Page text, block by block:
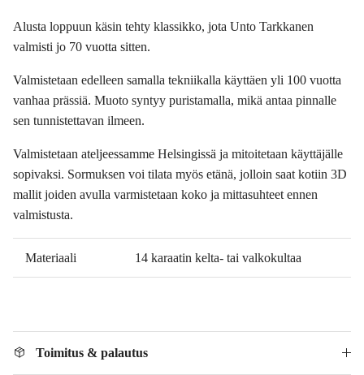
Alusta loppuun käsin tehty klassikko, jota Unto Tarkkanen
valmisti jo 70 vuotta sitten.
Valmistetaan edelleen samalla tekniikalla käyttäen yli 100 vuotta
vanhaa prässiä. Muoto syntyy puristamalla, mikä antaa pinnalle
sen tunnistettavan ilmeen.
Valmistetaan ateljeessamme Helsingissä ja mitoitetaan käyttäjälle
sopivaksi. Sormuksen voi tilata myös etänä, jolloin saat kotiin 3D
mallit joiden avulla varmistetaan koko ja mittasuhteet ennen
valmistusta.
Materiaali 14 karaatin kelta- tai valkokultaa
Toimitus & palautus